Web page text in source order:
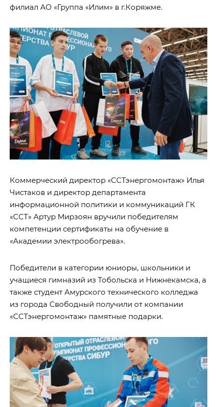
филиал АО «Группа «Илим» в г.Коряжме.
Коммерческий директор «ССТэнергомонтаж» Илья
Чистаков и директор департамента
информационной политики и коммуникаций ГК
«ССТ» Артур Мирзоян вручили победителям
компетенции сертификаты на обучение в
«Академии электрообогрева».
Победители в категории юниоры, школьники и
учащиеся гимназий из Тобольска и Нижнекамска, а
также студент Амурского технического колледжа
из города Свободный получили от компании
«ССТэнергомонтаж» памятные подарки.